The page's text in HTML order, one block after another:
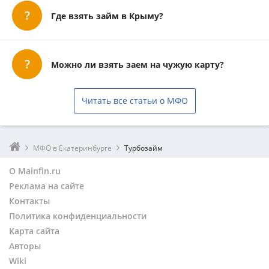
Где взять займ в Крыму?
Можно ли взять заем на чужую карту?
Читать все статьи о МФО
МФО в Екатеринбурге Турбозайм
О Mainfin.ru
Реклама на сайте
Контакты
Политика конфиденциальности
Карта сайта
Авторы
Wiki